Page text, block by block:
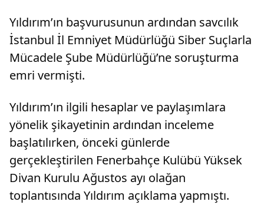
Yıldırım’ın başvurusunun ardından savcılık
İstanbul İl Emniyet Müdürlüğü Siber Suçlarla
Mücadele Şube Müdürlüğü’ne soruşturma
emri vermişti.
Yıldırım’ın ilgili hesaplar ve paylaşımlara
yönelik şikayetinin ardından inceleme
başlatılırken, önceki günlerde
gerçekleştirilen Fenerbahçe Kulübü Yüksek
Divan Kurulu Ağustos ayı olağan
toplantısında Yıldırım açıklama yapmıştı.